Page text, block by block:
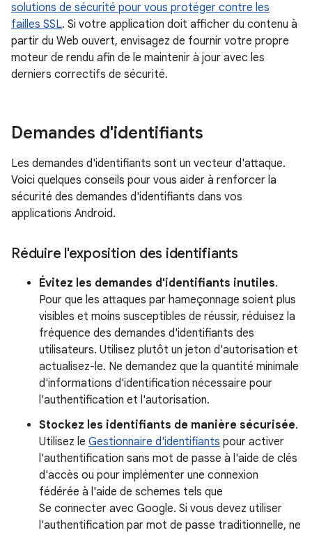
solutions de sécurité pour vous protéger contre les
failles SSL. Si votre application doit afficher du contenu à
partir du Web ouvert, envisagez de fournir votre propre
moteur de rendu afin de le maintenir à jour avec les
derniers correctifs de sécurité.
Demandes d'identifiants
Les demandes d'identifiants sont un vecteur d'attaque.
Voici quelques conseils pour vous aider à renforcer la
sécurité des demandes d'identifiants dans vos
applications Android.
Réduire l'exposition des identifiants
Évitez les demandes d'identifiants inutiles.
Pour que les attaques par hameçonnage soient plus
visibles et moins susceptibles de réussir, réduisez la
fréquence des demandes d'identifiants des
utilisateurs. Utilisez plutôt un jeton d'autorisation et
actualisez-le. Ne demandez que la quantité minimale
d'informations d'identification nécessaire pour
l'authentification et l'autorisation.
Stockez les identifiants de manière sécurisée.
Utilisez le Gestionnaire d'identifiants pour activer
l'authentification sans mot de passe à l'aide de clés
d'accès ou pour implémenter une connexion
fédérée à l'aide de schemes tels que
Se connecter avec Google. Si vous devez utiliser
l'authentification par mot de passe traditionnelle, ne